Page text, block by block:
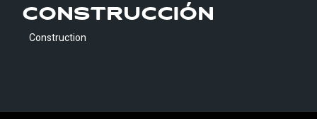
Construcción
Construction